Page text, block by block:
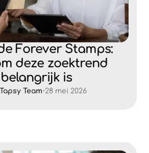
Forever Stamps:
deze zoektrend
belangrijk is
Tapsy Team•28 mei 2026